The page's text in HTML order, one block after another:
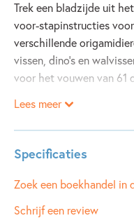
Trek een bladzijde uit
voor-stapinstructies
verschillende
vissen, dino’s en
voor het vouwen van 61
Lees meer
Specificaties
ISBN: 9781474995245
NUR:
Zoek een boekhandel in
Schrijf een review